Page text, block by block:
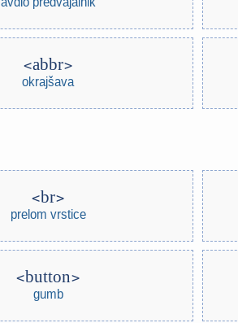
abbr
okrajšava
br
prelom vrstice
button
gumb